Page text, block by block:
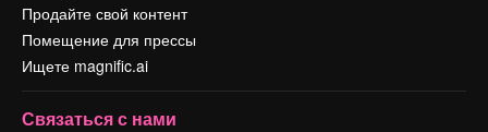
Продайте свой контент
Помещение для прессы
Ищете magnific.ai
Связаться с нами